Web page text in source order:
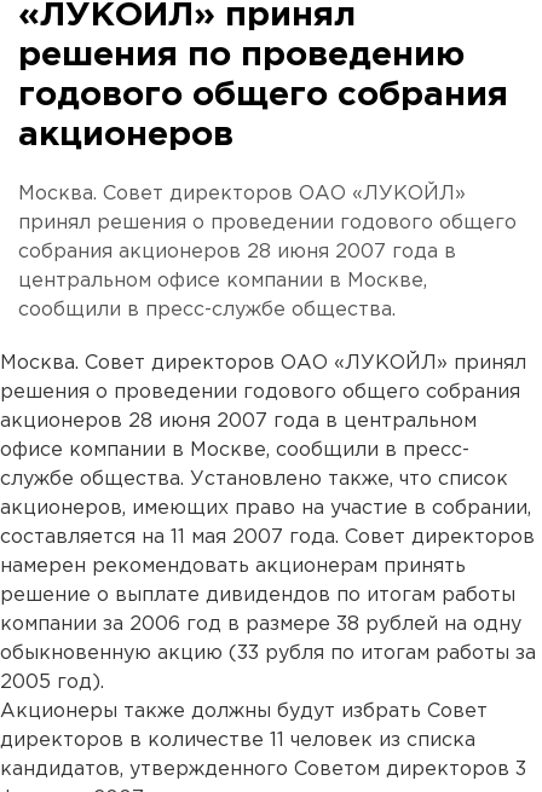
«ЛУКОЙЛ» принял
решения по проведению
годового общего собрания
акционеров
Москва. Совет директоров ОАО «ЛУКОЙЛ»
принял решения о проведении годового общего
собрания акционеров 28 июня 2007 года в
центральном офисе компании в Москве,
сообщили в пресс-службе общества.
Москва. Совет директоров ОАО «ЛУКОЙЛ» принял
решения о проведении годового общего собрания
акционеров 28 июня 2007 года в центральном
офисе компании в Москве, сообщили в пресс-
службе общества. Установлено также, что список
акционеров, имеющих право на участие в собрании,
составляется на 11 мая 2007 года. Совет директоров
намерен рекомендовать акционерам принять
решение о выплате дивидендов по итогам работы
компании за 2006 год в размере 38 рублей на одну
обыкновенную акцию (33 рубля по итогам работы за
2005 год).
Акционеры также должны будут избрать Совет
директоров в количестве 11 человек из списка
кандидатов, утвержденного Советом директоров 3